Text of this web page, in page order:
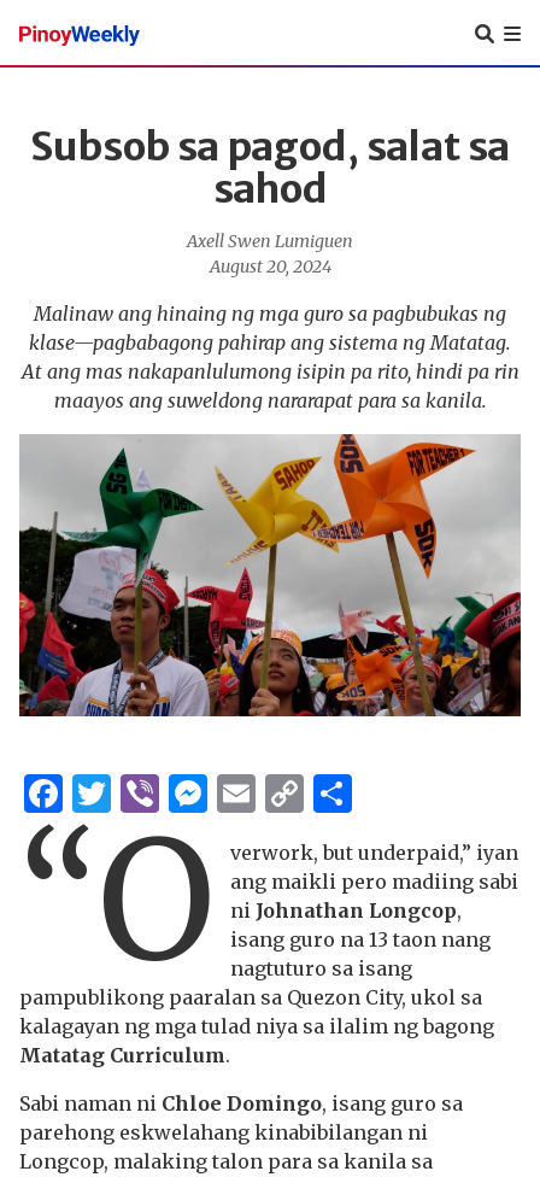
Pinoy
Weekly
Subsob sa pagod, salat sa
sahod
Axell Swen Lumiguen
August 20, 2024
Malinaw ang hinaing ng mga guro sa pagbubukas ng
klase—pagbabagong pahirap ang sistema ng Matatag.
At ang mas nakapanlulumong isipin pa rito, hindi pa rin
maayos ang suweldong nararapat para sa kanila.
Facebook
Twitter
ViberMessenger
Email
Copy
Link
“O
verwork, but underpaid,” iyan
ang maikli pero madiing sabi
ni Johnathan Longcop,
isang guro na 13 taon nang
nagtuturo sa isang
pampublikong paaralan sa Quezon City, ukol sa
kalagayan ng mga tulad niya sa ilalim ng bagong
Matatag Curriculum.
Sabi naman ni Chloe Domingo, isang guro sa
parehong eskwelahang kinabibilangan ni
Longcop, malaking talon para sa kanila sa